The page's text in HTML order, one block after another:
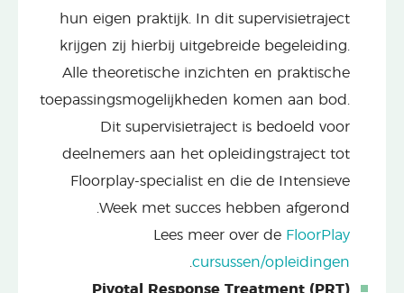
hun eigen praktijk. In dit supervisietraject
krijgen zij hierbij uitgebreide begeleiding.
Alle theoretische inzichten en praktische
toepassingsmogelijkheden komen aan bod.
Dit supervisietraject is bedoeld voor
deelnemers aan het opleidingstraject tot
Floorplay-specialist en die de Intensieve
Week met succes hebben afgerond.
Lees meer over de FloorPlay
cursussen/opleidingen
Pivotal Response Treatment (PRT)